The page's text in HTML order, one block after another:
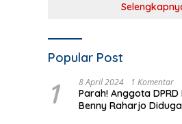
Popular Post
1 8 April 2024 1 Komentar
Parah! Anggota
Benny Raharjo